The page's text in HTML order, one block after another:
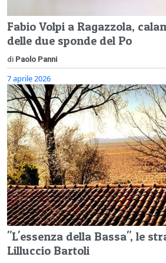
Fabio Volpi a Ragazzola,
delle due sponde del Po
di Paolo Panni
7 aprile 2026
"L'essenza della Bassa", le
Lilluccio Bartoli